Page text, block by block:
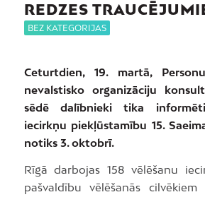
REDZES
BEZ KATEGORIJAS
Ceturtdien, 19. martā,
nevalstisko organizāciju
sēdē dalībnieki tika
iecirkņu piekļūstamību 15.
notiks 3. oktobrī.
Rīgā darbojas 158 vēlēšanu
pašvaldību vēlēšanās